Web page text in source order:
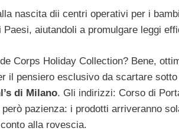
nascita dii centri operativi per i
aiutandoli a promulgare leggi
Corps Holiday Collection? Bene,
il pensiero esclusivo da scartare
di Milano. Gli indirizzi: Corso di
pazienza: i prodotti arriveranno
alla rovescia.